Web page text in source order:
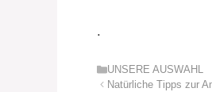
.
Kategorien
UNSERE AUSWAHL
Natürliche Tipps zur